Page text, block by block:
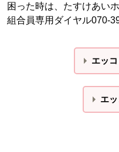
困った時は、たすけあい
組合員専用ダイヤル070-
エッ
エ